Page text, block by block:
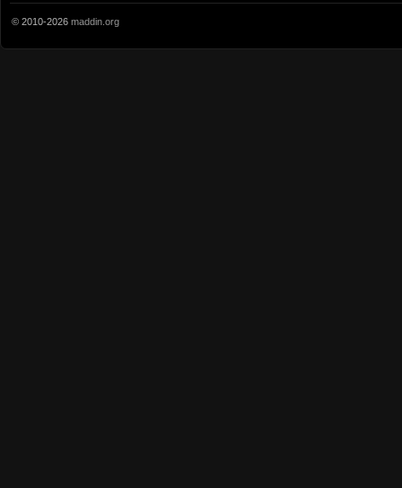
© 2010-2026 maddin.org